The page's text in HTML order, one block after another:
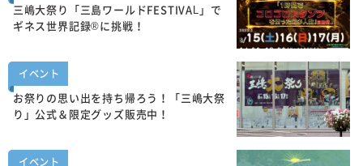
三嶋大祭り「三島ワールドFESTIVAL」で
ギネス世界記録®に挑戦！
イベント
お祭りの思い出を持ち帰ろう！「三嶋大祭
り」公式＆限定グッズ販売中！
イベント